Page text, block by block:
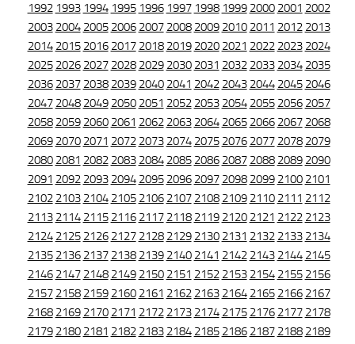
1992 1993 1994 1995 1996 1997 1998 1999 2000 2001 2002
2003 2004 2005 2006 2007 2008 2009 2010 2011 2012 2013
2014 2015 2016 2017 2018 2019 2020 2021 2022 2023 2024
2025 2026 2027 2028 2029 2030 2031 2032 2033 2034 2035
2036 2037 2038 2039 2040 2041 2042 2043 2044 2045 2046
2047 2048 2049 2050 2051 2052 2053 2054 2055 2056 2057
2058 2059 2060 2061 2062 2063 2064 2065 2066 2067 2068
2069 2070 2071 2072 2073 2074 2075 2076 2077 2078 2079
2080 2081 2082 2083 2084 2085 2086 2087 2088 2089 2090
2091 2092 2093 2094 2095 2096 2097 2098 2099 2100 2101
2102 2103 2104 2105 2106 2107 2108 2109 2110 2111 2112
2113 2114 2115 2116 2117 2118 2119 2120 2121 2122 2123
2124 2125 2126 2127 2128 2129 2130 2131 2132 2133 2134
2135 2136 2137 2138 2139 2140 2141 2142 2143 2144 2145
2146 2147 2148 2149 2150 2151 2152 2153 2154 2155 2156
2157 2158 2159 2160 2161 2162 2163 2164 2165 2166 2167
2168 2169 2170 2171 2172 2173 2174 2175 2176 2177 2178
2179 2180 2181 2182 2183 2184 2185 2186 2187 2188 2189